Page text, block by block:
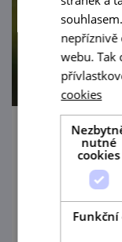
nepříznivě
webu. Tak
cookies
nutné
cookies
Funkční